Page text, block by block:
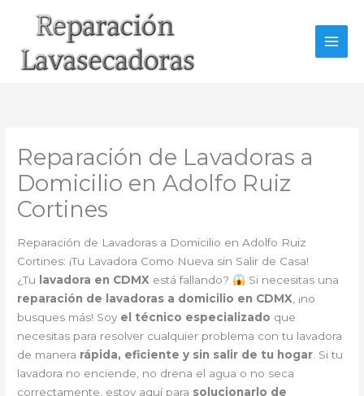
Reparación de Lavadoras a
Domicilio en Adolfo Ruiz
Cortines
Reparación de Lavadoras a Domicilio en Adolfo Ruiz
Cortines: ¡Tu Lavadora Como Nueva sin Salir de Casa!
¿Tu
lavadora en CDMX está fallando?
Si necesitas una
reparación de lavadoras a domicilio en CDMX, ¡no
busques más! Soy el técnico especializado que
necesitas para resolver cualquier problema con tu lavadora
de manera rápida, eficiente y sin salir de tu hogar. Si tu
lavadora no enciende, no drena el agua o no seca
correctamente, estoy aquí para solucionarlo de